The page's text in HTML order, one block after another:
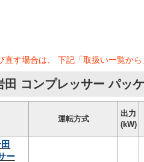
直す場合は、 下記「取扱い一覧か
田 コンプレッサー パッ
運転方式
出力
(kW)
ー